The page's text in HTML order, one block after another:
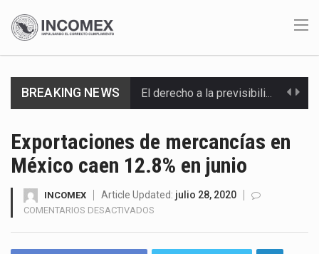
BREAKING NEWS El derecho a la previsibilidad de los horarios de trabajo en turnos rotativos podría ser…
Exportaciones de mercancías en
México caen 12.8% en junio
INCOMEX Article Updated: julio 28, 2020
COMENTARIOS DESACTIVADOS